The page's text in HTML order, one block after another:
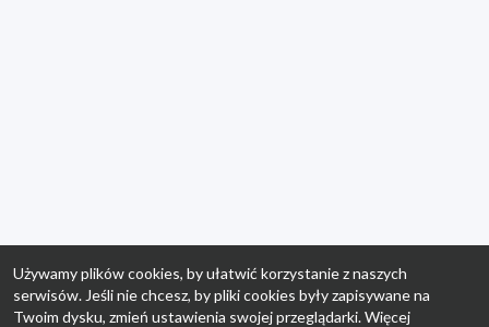
Używamy plików cookies, by ułatwić korzystanie z naszych
serwisów. Jeśli nie chcesz, by pliki cookies były zapisywane na
Twoim dysku, zmień ustawienia swojej przeglądarki. Więcej